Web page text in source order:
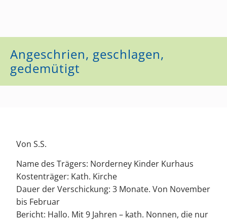
Angeschrien, geschlagen,
gedemütigt
Von S.S.
Name des Trägers: Norderney Kinder Kurhaus
Kostenträger: Kath. Kirche
Dauer der Verschickung: 3 Monate. Von November
bis Februar
Bericht: Hallo. Mit 9 Jahren – kath. Nonnen, die nur